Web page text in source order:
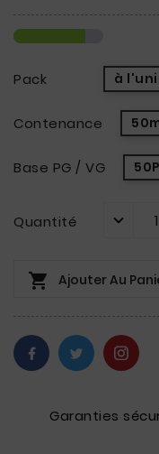
Pack à
Contenance
Base PG / VG
Quantité
 Ajouter Au
Garanties